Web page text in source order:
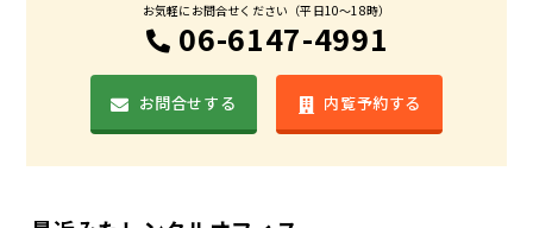
お気軽にお問合せください（平日10〜18時）
06-6147-4991
お問合せする 内覧予約する